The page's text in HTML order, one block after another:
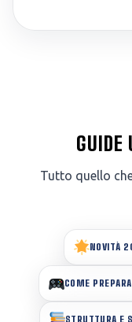
GUIDE
Tutto quello
NOVITÀ
COME
STRUTTURA E